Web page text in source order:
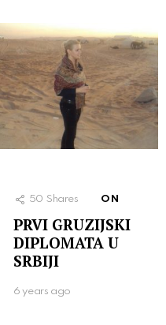
50 Shares ON
PRVI GRUZIJSKI
DIPLOMATA U
SRBIJI
6 years ago